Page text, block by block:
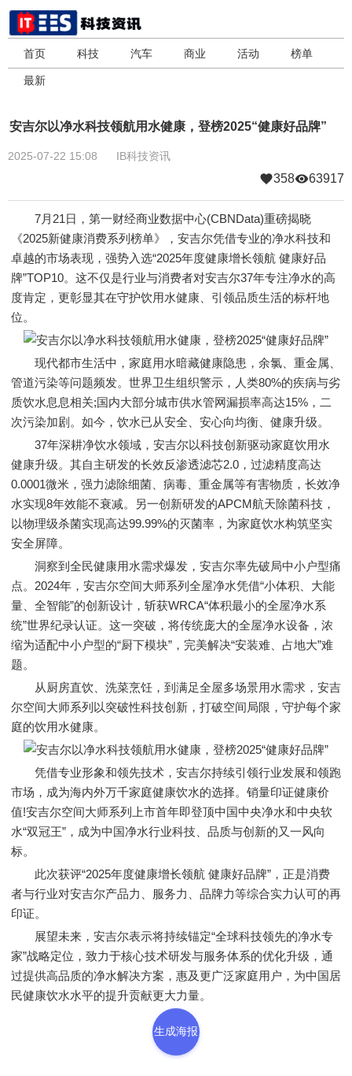
首页 科技 汽车 商业 活动 榜单
最新
安吉尔以净水科技领航用水健康，登榜2025“健康好品牌”
2025-07-22 15:08 IB科技资讯
358 63917
7月21日，第一财经商业数据中心(CBNData)重磅揭晓
《2025新健康消费系列榜单》，安吉尔凭借专业的净水科技和
卓越的市场表现，强势入选“2025年度健康增长领航 健康好品
牌”TOP10。这不仅是行业与消费者对安吉尔37年专注净水的高
度肯定，更彰显其在守护饮用水健康、引领品质生活的标杆地
位。
现代都市生活中，家庭用水暗藏健康隐患，余氯、重金属、
管道污染等问题频发。世界卫生组织警示，人类80%的疾病与劣
质饮水息息相关;国内大部分城市供水管网漏损率高达15%，二
次污染加剧。如今，饮水已从安全、安心向均衡、健康升级。
37年深耕净饮水领域，安吉尔以科技创新驱动家庭饮用水
健康升级。其自主研发的长效反渗透滤芯2.0，过滤精度高达
0.0001微米，强力滤除细菌、病毒、重金属等有害物质，长效净
水实现8年效能不衰减。另一创新研发的APCM航天除菌科技，
以物理级杀菌实现高达99.99%的灭菌率，为家庭饮水构筑坚实
安全屏障。
洞察到全民健康用水需求爆发，安吉尔率先破局中小户型痛
点。2024年，安吉尔空间大师系列全屋净水凭借“小体积、大能
量、全智能”的创新设计，斩获WRCA“体积最小的全屋净水系
统”世界纪录认证。这一突破，将传统庞大的全屋净水设备，浓
缩为适配中小户型的“厨下模块”，完美解决“安装难、占地大”难
题。
从厨房直饮、洗菜烹饪，到满足全屋多场景用水需求，安吉
尔空间大师系列以突破性科技创新，打破空间局限，守护每个家
庭的饮用水健康。
凭借专业形象和领先技术，安吉尔持续引领行业发展和领跑
市场，成为海内外万千家庭健康饮水的选择。销量印证健康价
值!安吉尔空间大师系列上市首年即登顶中国中央净水和中央软
水“双冠王”，成为中国净水行业科技、品质与创新的又一风向
标。
此次获评“2025年度健康增长领航 健康好品牌”，正是消费
者与行业对安吉尔产品力、服务力、品牌力等综合实力认可的再
印证。
展望未来，安吉尔表示将持续锚定“全球科技领先的净水专
家”战略定位，致力于核心技术研发与服务体系的优化升级，通
过提供高品质的净水解决方案，惠及更广泛家庭用户，为中国居
民健康饮水水平的提升贡献更大力量。
生成海报